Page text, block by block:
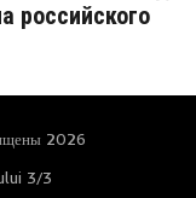
российского
2026
3/3